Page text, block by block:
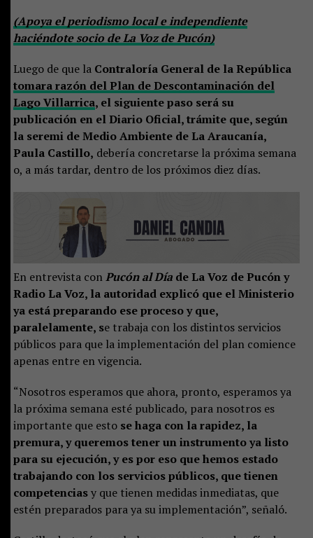
(Apoya el periodismo local e independiente
haciéndote socio de La Voz de Pucón)
Luego de que la Contraloría General de la República
tomara razón del Plan de Descontaminación del
Lago Villarrica, el siguiente paso será su
publicación en el Diario Oficial, trámite que, según
la seremi de Medio Ambiente de La Araucanía,
Paula Castillo, debería concretarse la próxima semana
o, a más tardar, dentro de los próximos diez días.
En entrevista conPucón al Díade La Voz de Pucón y
Radio La Voz, la autoridad explicó que el Ministerio
ya está preparando ese proceso y que,
paralelamente, se trabaja con los distintos servicios
públicos para que la implementación del plan comience
apenas entre en vigencia.
“Nosotros esperamos que ahora, pronto, esperamos ya
la próxima semana esté publicado, para nosotros es
importante que esto se haga con la rapidez, la
premura, y queremos tener un instrumento ya listo
para su ejecución, y es por eso que hemos estado
trabajando con los servicios públicos, que tienen
competenciasy que tienen medidas inmediatas, que
estén preparados para ya su implementación”, señaló.